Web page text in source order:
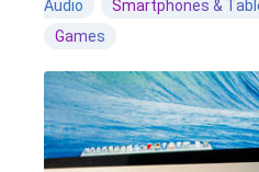
Audio
Smartphones &
Games